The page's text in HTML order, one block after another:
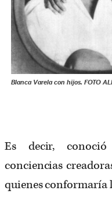
Blanca Varela con hijos. FOTO
Es decir,
conciencias
quienes conformaría